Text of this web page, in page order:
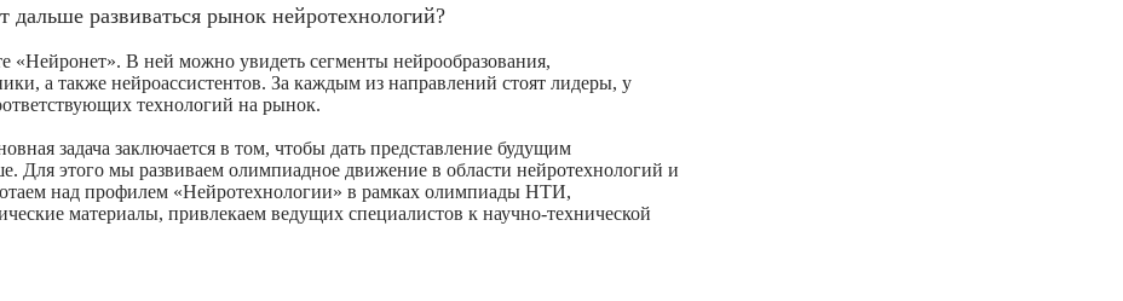
развиваться рынок нейротехнологий?
В ней можно увидеть сегменты нейрообразования,
а также нейроассистентов. За каждым из направлений стоят лидеры, у
технологий на рынок.
задача заключается в том, чтобы дать представление будущим
Для этого мы развиваем олимпиадное движение в области нейротехнологий и
над профилем «Нейротехнологии» в рамках олимпиады НТИ,
материалы, привлекаем ведущих специалистов к научно-технической